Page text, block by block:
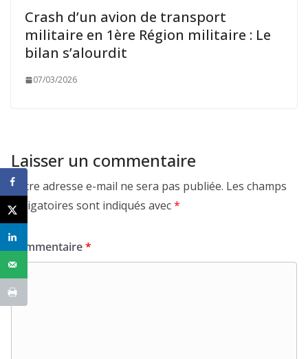
Crash d’un avion de transport
militaire en 1ère Région militaire : Le
bilan s’alourdit
07/03/2026
Laisser un commentaire
Votre adresse e-mail ne sera pas publiée. Les champs
obligatoires sont indiqués avec*
Commentaire*